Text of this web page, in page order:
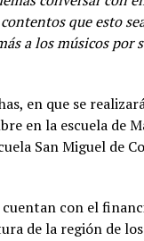
que esto
a los músicos por
en que se
en la escuela de
San Miguel de
cuentan con el
de la región de